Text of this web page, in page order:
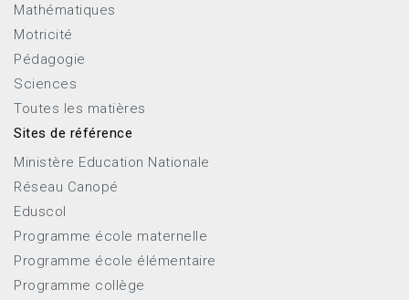
Mathématiques
Motricité
Pédagogie
Sciences
Toutes les matières
Sites de référence
Ministère Education Nationale
Réseau Canopé
Eduscol
Programme école maternelle
Programme école élémentaire
Programme collège